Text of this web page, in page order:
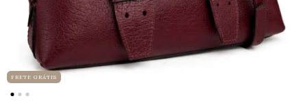
FRETE GRÁTIS